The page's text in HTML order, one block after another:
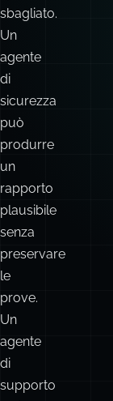
sbagliato.
Un
agente
di
sicurezza
può
produrre
un
rapporto
plausibile
senza
preservare
le
prove.
Un
agente
di
supporto